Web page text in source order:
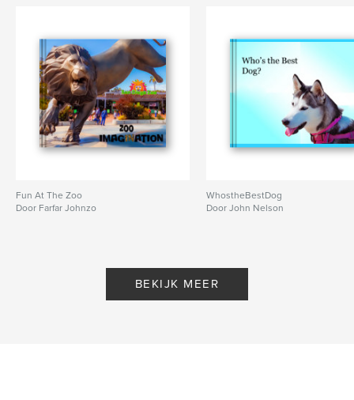
Fun At The Zoo
Door Farfar Johnzo
WhostheBestDog
Door John Nelson
BEKIJK MEER